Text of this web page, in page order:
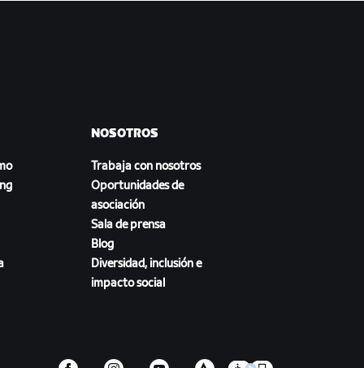
NOSOTROS
Trabaja con nosotros
Oportunidades de
asociación
Sala de prensa
Blog
Diversidad, inclusión e
impacto social